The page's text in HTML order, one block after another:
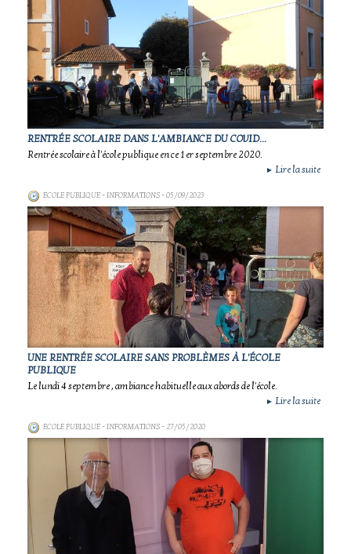
RENTRÉE SCOLAIRE DANS L'AMBIANCE DU COVID...
Rentrée scolaire à l'école publique en ce 1 er septembre 2020.
► Lire la suite
ECOLE PUBLIQUE - INFORMATIONS- 05/09/2023
UNE RENTRÉE SCOLAIRE SANS PROBLÈMES À L'ÉCOLE
PUBLIQUE
Le lundi 4 septembre , ambiance habituelle aux abords de l'école.
► Lire la suite
ECOLE PUBLIQUE - INFORMATIONS- 27/05/2020